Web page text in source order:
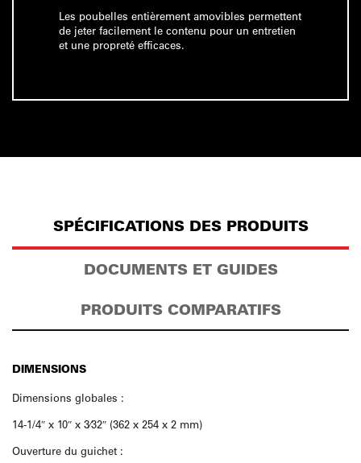
Les poubelles entièrement amovibles permettent
de jeter facilement le contenu pour un entretien
et une propreté efficaces.
SPÉCIFICATIONS DES PRODUITS
DOCUMENTS ET GUIDES
PRODUITS COMPARATIFS
DIMENSIONS
Dimensions globales :
14-1/4″ x 10″ x 3⁄32″ (362 x 254 x 2 mm)
Ouverture du guichet :